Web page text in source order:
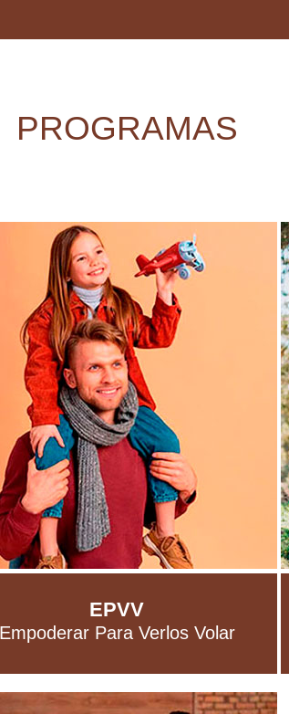
PROGRAMAS
EPVV
Empoderar Para Verlos Volar